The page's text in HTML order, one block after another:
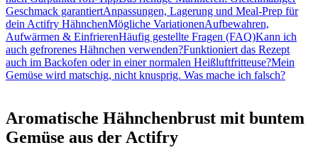
Geschmack garantiertAnpassungen, Lagerung und Meal-Prep für
dein Actifry HähnchenMögliche VariationenAufbewahren,
Aufwärmen & EinfrierenHäufig gestellte Fragen (FAQ)Kann ich
auch gefrorenes Hähnchen verwenden?Funktioniert das Rezept
auch im Backofen oder in einer normalen Heißluftfritteuse?Mein
Gemüse wird matschig, nicht knusprig. Was mache ich falsch?
Aromatische Hähnchenbrust mit buntem
Gemüse aus der Actifry